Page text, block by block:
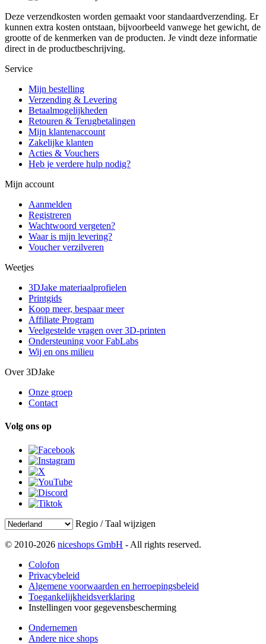
Deze verzendkosten worden gemaakt voor standaardverzending. Er
kunnen extra kosten ontstaan, bijvoorbeeld vanwege het gewicht, de
grootte of de kenmerken van de producten. Je vindt deze informatie
direct in de productbeschrijving.
Service
Mijn bestelling
Verzending & Levering
Betaalmogelijkheden
Retouren & Terugbetalingen
Mijn klantenaccount
Zakelijke klanten
Acties & Vouchers
Heb je verdere hulp nodig?
Mijn account
Aanmelden
Registreren
Wachtwoord vergeten?
Waar is mijn levering?
Voucher verzilveren
Weetjes
3DJake materiaalprofielen
Printgids
Koop meer, bespaar meer
Affiliate Program
Veelgestelde vragen over 3D-printen
Ondersteuning voor FabLabs
Wij en ons milieu
Over 3DJake
Onze groep
Contact
Volg ons op
Regio / Taal wijzigen
© 2010-2026 niceshops GmbH - All rights reserved.
Colofon
Privacybeleid
Algemene voorwaarden en herroepingsbeleid
Toegankelijkheidsverklaring
Instellingen voor gegevensbescherming
Ondernemen
Andere nice shops